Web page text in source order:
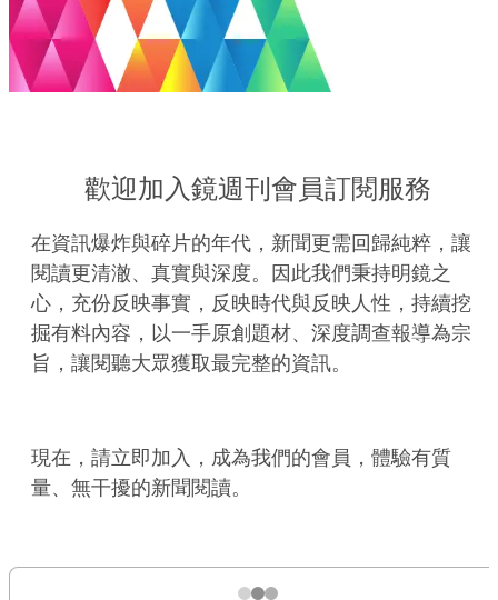
歡迎加入鏡週刊會員訂閱服務
在資訊爆炸與碎片的年代，新聞更需回歸純粹，讓
閱讀更清澈、真實與深度。因此我們秉持明鏡之
心，充份反映事實，反映時代與反映人性，持續挖
掘有料內容，以一手原創題材、深度調查報導為宗
旨，讓閱聽大眾獲取最完整的資訊。
現在，請立即加入，成為我們的會員，體驗有質
量、無干擾的新聞閱讀。